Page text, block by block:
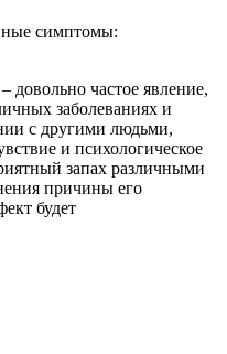
симптомы:
довольно частое явление,
заболеваниях и
с другими людьми,
и психологическое
запах различными
причины его
будет